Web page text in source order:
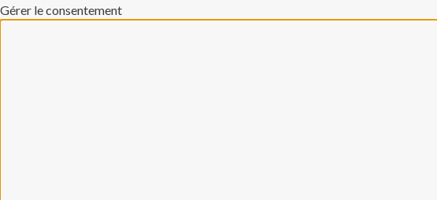
Gérer le consentement